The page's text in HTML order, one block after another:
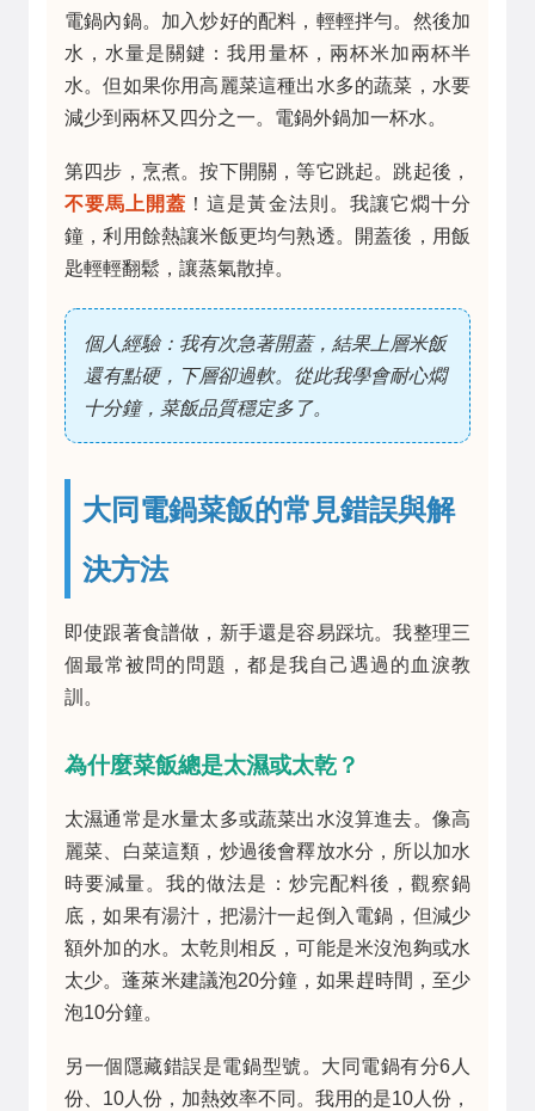
電鍋內鍋。加入炒好的配料，輕輕拌勻。然後加
水，水量是關鍵：我用量杯，兩杯米加兩杯半
水。但如果你用高麗菜這種出水多的蔬菜，水要
減少到兩杯又四分之一。電鍋外鍋加一杯水。
第四步，烹煮。按下開關，等它跳起。跳起後，
不要馬上開蓋 ！這是黃金法則。我讓它燜十分
鐘，利用餘熱讓米飯更均勻熟透。開蓋後，用飯
匙輕輕翻鬆，讓蒸氣散掉。
個人經驗：我有次急著開蓋，結果上層米飯
還有點硬，下層卻過軟。從此我學會耐心燜
十分鐘，菜飯品質穩定多了。
大同電鍋菜飯的常見錯誤與解
決方法
即使跟著食譜做，新手還是容易踩坑。我整理三
個最常被問的問題，都是我自己遇過的血淚教
訓。
為什麼菜飯總是太濕或太乾？
太濕通常是水量太多或蔬菜出水沒算進去。像高
麗菜、白菜這類，炒過後會釋放水分，所以加水
時要減量。我的做法是：炒完配料後，觀察鍋
底，如果有湯汁，把湯汁一起倒入電鍋，但減少
額外加的水。太乾則相反，可能是米沒泡夠或水
太少。蓬萊米建議泡20分鐘，如果趕時間，至少
泡10分鐘。
另一個隱藏錯誤是電鍋型號。大同電鍋有分6人
份、10人份，加熱效率不同。我用的是10人份，